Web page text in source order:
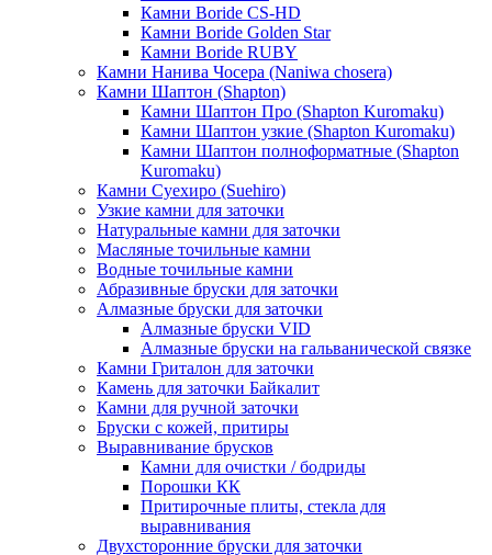
Камни Boride CS-HD
Камни Boride Golden Star
Камни Boride RUBY
Камни Нанива Чосера (Naniwa chosera)
Камни Шаптон (Shapton)
Камни Шаптон Про (Shapton Kuromaku)
Камни Шаптон узкие (Shapton Kuromaku)
Камни Шаптон полноформатные (Shapton
Kuromaku)
Камни Суехиро (Suehiro)
Узкие камни для заточки
Натуральные камни для заточки
Масляные точильные камни
Водные точильные камни
Абразивные бруски для заточки
Алмазные бруски для заточки
Алмазные бруски VID
Алмазные бруски на гальванической связке
Камни Гриталон для заточки
Камень для заточки Байкалит
Камни для ручной заточки
Бруски с кожей, притиры
Выравнивание брусков
Камни для очистки / бодриды
Порошки КК
Притирочные плиты, стекла для
выравнивания
Двухсторонние бруски для заточки